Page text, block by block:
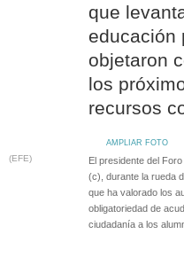
que
educación
objetaron
los
recursos
AMPLIAR FOTO
(EFE)
El presidente del
(c), durante la rueda
que ha valorado los
obligatoriedad de
ciudadanía a los